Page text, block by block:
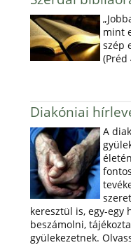
mint
szép
(Préd
Diakóniai
A
keresztül is, egy-egy
beszámolni,
gyülekezetnek.